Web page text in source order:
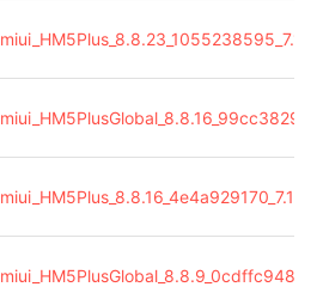
miui_HM5Plus_8.8.16_4e4a929170_7.1.zip